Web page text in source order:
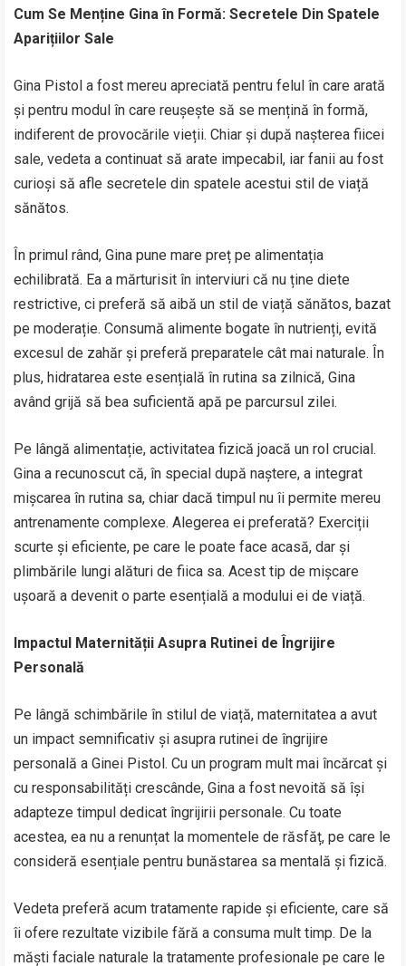
Cum Se Menține Gina în Formă: Secretele Din Spatele
Aparițiilor Sale
Gina Pistol a fost mereu apreciată pentru felul în care arată
și pentru modul în care reușește să se mențină în formă,
indiferent de provocările vieții. Chiar și după nașterea fiicei
sale, vedeta a continuat să arate impecabil, iar fanii au fost
curioși să afle secretele din spatele acestui stil de viață
sănătos.
În primul rând, Gina pune mare preț pe alimentația
echilibrată. Ea a mărturisit în interviuri că nu ține diete
restrictive, ci preferă să aibă un stil de viață sănătos, bazat
pe moderație. Consumă alimente bogate în nutrienți, evită
excesul de zahăr și preferă preparatele cât mai naturale. În
plus, hidratarea este esențială în rutina sa zilnică, Gina
având grijă să bea suficientă apă pe parcursul zilei.
Pe lângă alimentație, activitatea fizică joacă un rol crucial.
Gina a recunoscut că, în special după naștere, a integrat
mișcarea în rutina sa, chiar dacă timpul nu îi permite mereu
antrenamente complexe. Alegerea ei preferată? Exerciții
scurte și eficiente, pe care le poate face acasă, dar și
plimbările lungi alături de fiica sa. Acest tip de mișcare
ușoară a devenit o parte esențială a modului ei de viață.
Impactul Maternității Asupra Rutinei de Îngrijire
Personală
Pe lângă schimbările în stilul de viață, maternitatea a avut
un impact semnificativ și asupra rutinei de îngrijire
personală a Ginei Pistol. Cu un program mult mai încărcat și
cu responsabilități crescânde, Gina a fost nevoită să își
adapteze timpul dedicat îngrijirii personale. Cu toate
acestea, ea nu a renunțat la momentele de răsfăț, pe care le
consideră esențiale pentru bunăstarea sa mentală și fizică.
Vedeta preferă acum tratamente rapide și eficiente, care să
îi ofere rezultate vizibile fără a consuma mult timp. De la
măști faciale naturale la tratamente profesionale pe care le